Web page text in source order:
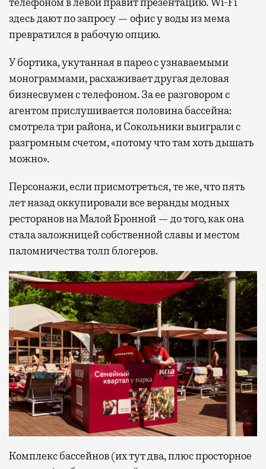
здесь дают по запросу — офис у воды из мема
превратился в рабочую опцию.
У бортика, укутанная в парео с узнаваемыми
монограммами, расхаживает другая деловая
бизнесвумен с телефоном. За ее разговором с
агентом прислушивается половина бассейна:
смотрела три района, и Сокольники выиграли с
разгромным счетом, «потому что там хоть дышать
можно».
Персонажи, если присмотреться, те же, что пять
лет назад оккупировали все веранды модных
ресторанов на Малой Бронной — до того, как она
стала заложницей собственной славы и местом
паломничества толп блогеров.
Комплекс бассейнов (их тут два, плюс просторное